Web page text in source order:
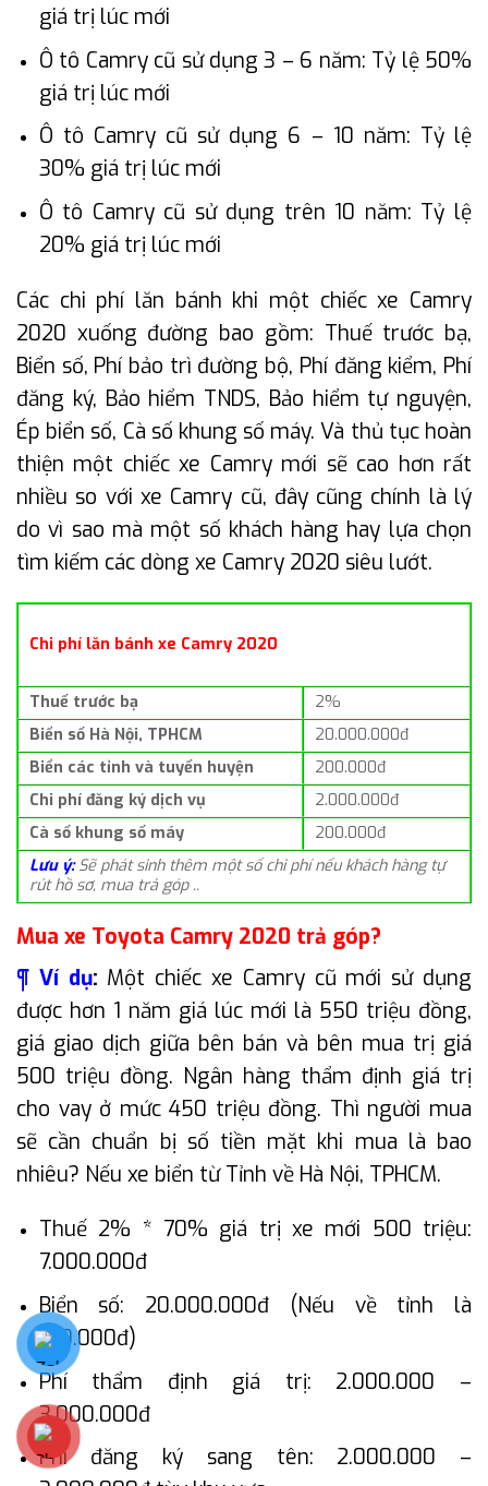
giá trị lúc mới
Ô tô Camry cũ sử dụng 3 – 6 năm: Tỷ lệ 50%
giá trị lúc mới
Ô tô Camry cũ sử dụng 6 – 10 năm: Tỷ lệ
30% giá trị lúc mới
Ô tô Camry cũ sử dụng trên 10 năm: Tỷ lệ
20% giá trị lúc mới
Các chi phí lăn bánh khi một chiếc xe Camry
2020 xuống đường bao gồm: Thuế trước bạ,
Biển số, Phí bảo trì đường bộ, Phí đăng kiểm, Phí
đăng ký, Bảo hiểm TNDS, Bảo hiểm tự nguyện,
Ép biển số, Cà số khung số máy. Và thủ tục hoàn
thiện một chiếc xe Camry mới sẽ cao hơn rất
nhiều so với xe Camry cũ, đây cũng chính là lý
do vì sao mà một số khách hàng hay lựa chọn
tìm kiếm các dòng xe Camry 2020 siêu lướt.
Chi phí lăn bánh xe Camry 2020
Thuế trước bạ
2%
Biển số Hà Nội, TPHCM
20.000.000đ
Biển các tỉnh và tuyến huyện
200.000đ
Chi phí đăng ký dịch vụ
2.000.000đ
Cà số khung số máy
200.000đ
Lưu ý: Sẽ phát sinh thêm một số chi phí nếu khách hàng tự
rút hồ sơ, mua trả góp ..
Mua xe Toyota Camry 2020 trả góp?
¶ Ví dụ: Một chiếc xe Camry cũ mới sử dụng
được hơn 1 năm giá lúc mới là 550 triệu đồng,
giá giao dịch giữa bên bán và bên mua trị giá
500 triệu đồng. Ngân hàng thẩm định giá trị
cho vay ở mức 450 triệu đồng. Thì người mua
sẽ cần chuẩn bị số tiền mặt khi mua là bao
nhiêu? Nếu xe biển từ Tỉnh về Hà Nội, TPHCM.
Thuế 2% * 70% giá trị xe mới 500 triệu:
7.000.000đ
Biển số: 20.000.000đ (Nếu về tỉnh là
150.000đ)
Phí thẩm định giá trị: 2.000.000 –
3.000.000đ
Phí đăng ký sang tên: 2.000.000 –